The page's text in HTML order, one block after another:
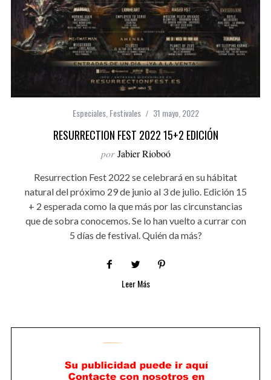
Especiales, Festivales 31 mayo, 2022
RESURRECTION FEST 2022 15+2 EDICIÓN
por Jabier Rioboó
Resurrection Fest 2022 se celebrará en su hábitat
natural del próximo 29 de junio al 3 de julio. Edición 15
+ 2 esperada como la que más por las circunstancias
que de sobra conocemos. Se lo han vuelto a currar con
5 días de festival. Quién da más?
Leer Más